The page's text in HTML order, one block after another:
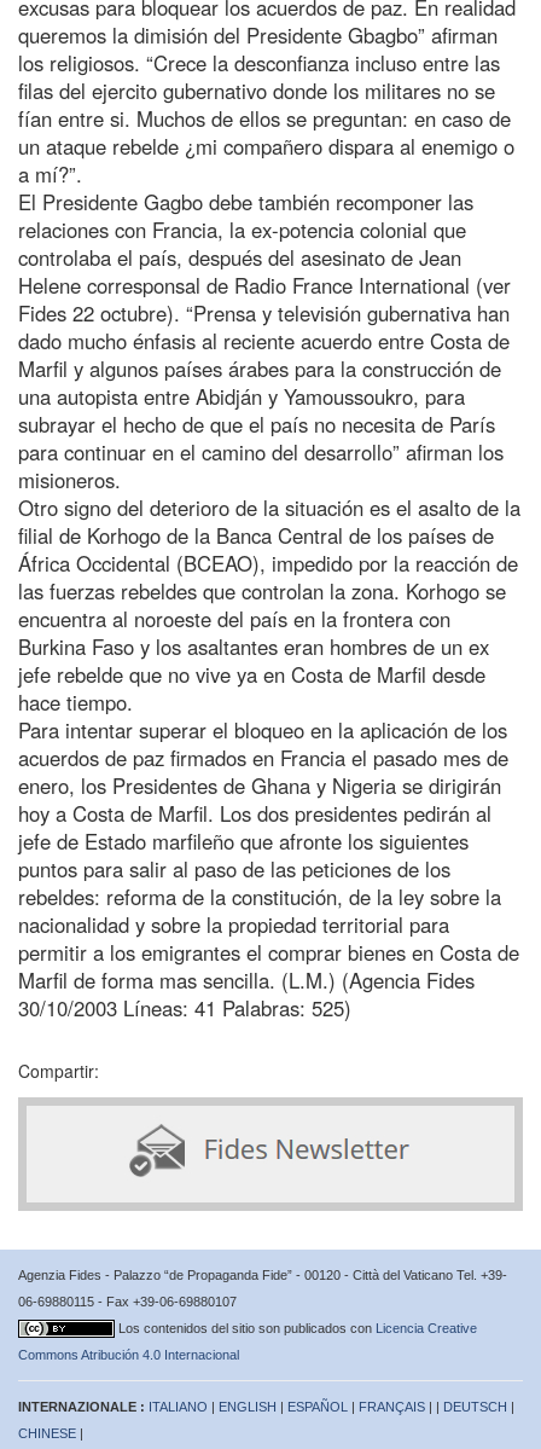
excusas para bloquear los acuerdos de paz. En realidad
queremos la dimisión del Presidente Gbagbo” afirman
los religiosos. “Crece la desconfianza incluso entre las
filas del ejercito gubernativo donde los militares no se
fían entre si. Muchos de ellos se preguntan: en caso de
un ataque rebelde ¿mi compañero dispara al enemigo o
a mí?”.
El Presidente Gagbo debe también recomponer las
relaciones con Francia, la ex-potencia colonial que
controlaba el país, después del asesinato de Jean
Helene corresponsal de Radio France International (ver
Fides 22 octubre). “Prensa y televisión gubernativa han
dado mucho énfasis al reciente acuerdo entre Costa de
Marfil y algunos países árabes para la construcción de
una autopista entre Abidján y Yamoussoukro, para
subrayar el hecho de que el país no necesita de París
para continuar en el camino del desarrollo” afirman los
misioneros.
Otro signo del deterioro de la situación es el asalto de la
filial de Korhogo de la Banca Central de los países de
África Occidental (BCEAO), impedido por la reacción de
las fuerzas rebeldes que controlan la zona. Korhogo se
encuentra al noroeste del país en la frontera con
Burkina Faso y los asaltantes eran hombres de un ex
jefe rebelde que no vive ya en Costa de Marfil desde
hace tiempo.
Para intentar superar el bloqueo en la aplicación de los
acuerdos de paz firmados en Francia el pasado mes de
enero, los Presidentes de Ghana y Nigeria se dirigirán
hoy a Costa de Marfil. Los dos presidentes pedirán al
jefe de Estado marfileño que afronte los siguientes
puntos para salir al paso de las peticiones de los
rebeldes: reforma de la constitución, de la ley sobre la
nacionalidad y sobre la propiedad territorial para
permitir a los emigrantes el comprar bienes en Costa de
Marfil de forma mas sencilla. (L.M.) (Agencia Fides
30/10/2003 Líneas: 41 Palabras: 525)
Compartir:
Agenzia Fides - Palazzo “de Propaganda Fide” - 00120 - Città del Vaticano Tel. +39-
06-69880115 - Fax +39-06-69880107
Los contenidos del sitio son publicados con Licencia Creative
Commons Atribución 4.0 Internacional
INTERNAZIONALE : ITALIANO | ENGLISH | ESPAÑOL | FRANÇAIS | | DEUTSCH |
CHINESE |